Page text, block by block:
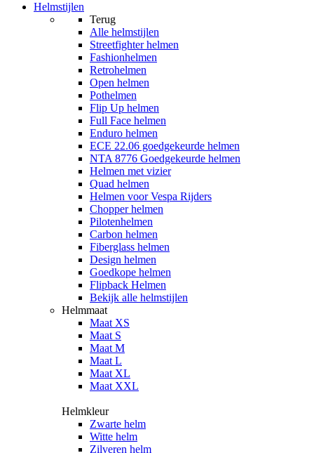
Helmstijlen
Terug
Alle helmstijlen
Streetfighter helmen
Fashionhelmen
Retrohelmen
Open helmen
Pothelmen
Flip Up helmen
Full Face helmen
Enduro helmen
ECE 22.06 goedgekeurde helmen
NTA 8776 Goedgekeurde helmen
Helmen met vizier
Quad helmen
Helmen voor Vespa Rijders
Chopper helmen
Pilotenhelmen
Carbon helmen
Fiberglass helmen
Design helmen
Goedkope helmen
Flipback Helmen
Bekijk alle helmstijlen
Helmmaat
Maat XS
Maat S
Maat M
Maat L
Maat XL
Maat XXL
Helmkleur
Zwarte helm
Witte helm
Zilveren helm